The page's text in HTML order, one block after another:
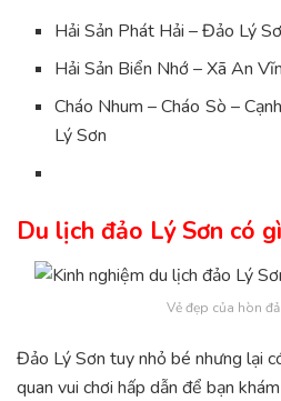
Hải Sản Phát Hải – Đảo Lý
Hải Sản Biển Nhớ – Xã An
Cháo Nhum – Cháo Sò –
Lý Sơn
Du lịch đảo Lý Sơn có
Vẻ đẹp của hòn
Đảo Lý Sơn tuy nhỏ bé nhưng lại
quan vui chơi hấp dẫn để bạn